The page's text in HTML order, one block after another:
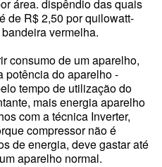
área. dispêndio das quais
de R$ 2,50 por quilowatt-
vermelha.
consumo de um aparelho,
potência do aparelho -
tempo de utilização do
mais energia aparelho
com a técnica Inverter,
compressor não é
de energia, deve gastar até
aparelho normal.